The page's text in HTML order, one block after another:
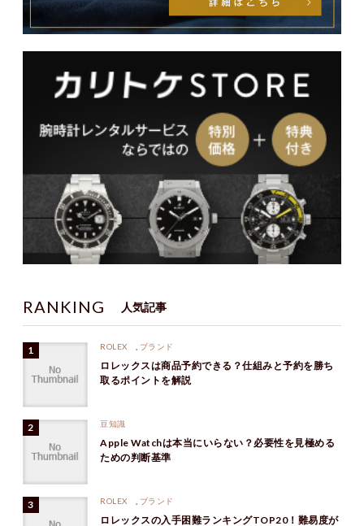
RANKING 人気記事
ROLEX ブランド
ロレックスは商品予約できる？仕組みと予約を勝ち
取るポイントを解説
豆知識
Apple Watchは本当にいらない？必要性を見極める
ための判断基準
ROLEX ブランド
ロレックスの入手困難ランキングTOP20！難易度が